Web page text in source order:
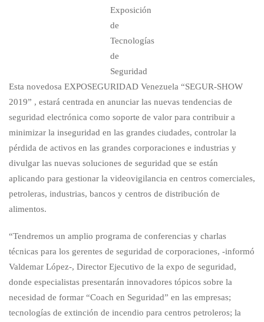
Exposición
de
Tecnologías
de
Seguridad
Esta novedosa EXPOSEGURIDAD Venezuela “SEGUR-SHOW
2019” , estará centrada en anunciar las nuevas tendencias de
seguridad electrónica como soporte de valor para contribuir a
minimizar la inseguridad en las grandes ciudades, controlar la
pérdida de activos en las grandes corporaciones e industrias y
divulgar las nuevas soluciones de seguridad que se están
aplicando para gestionar la videovigilancia en centros comerciales,
petroleras, industrias, bancos y centros de distribución de
alimentos.
“Tendremos un amplio programa de conferencias y charlas
técnicas para los gerentes de seguridad de corporaciones, -informó
Valdemar López-, Director Ejecutivo de la expo de seguridad,
donde especialistas presentarán innovadores tópicos sobre la
necesidad de formar “Coach en Seguridad” en las empresas;
tecnologías de extinción de incendio para centros petroleros; la